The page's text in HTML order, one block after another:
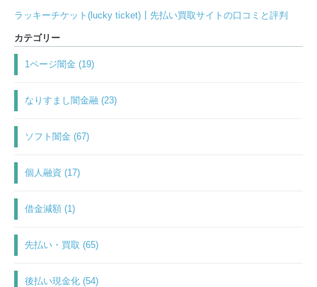
ラッキーチケット(lucky ticket)┃先払い買取サイトの口コミと評判
カテゴリー
1ページ闇金 (19)
なりすまし闇金融 (23)
ソフト闇金 (67)
個人融資 (17)
借金減額 (1)
先払い・買取 (65)
後払い現金化 (54)